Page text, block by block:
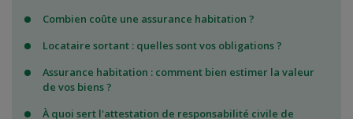
Combien coûte une assurance habitation ?
Locataire sortant : quelles sont vos obligations ?
Assurance habitation : comment bien estimer la valeur
de vos biens ?
À quoi sert l'attestation de responsabilité civile de